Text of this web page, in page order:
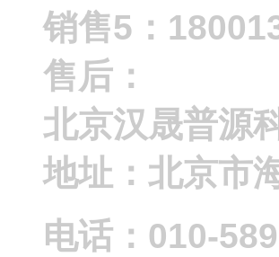
销售5：
售后：
北京汉晟普源
地址：北京市
电话：010-